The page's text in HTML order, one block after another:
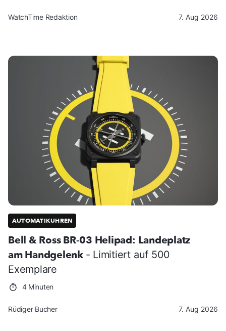
WatchTime Redaktion 7. Aug 2026
AUTOMATIKUHREN
Bell & Ross BR-03 Helipad: Landeplatz
am Handgelenk - Limitiert auf 500
Exemplare
4 Minuten
Rüdiger Bucher 7. Aug 2026